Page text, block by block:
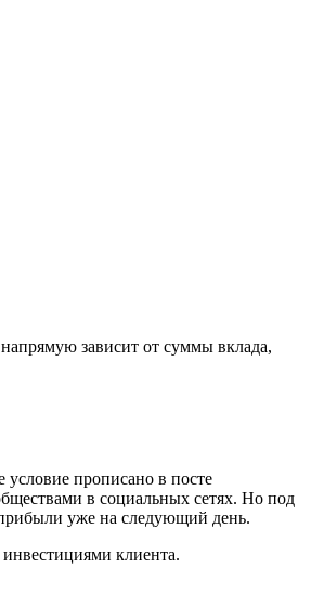
зависит от суммы вклада,
условие прописано в посте
в социальных сетях. Но под
прибыли уже на следующий день.
инвестициями клиента.